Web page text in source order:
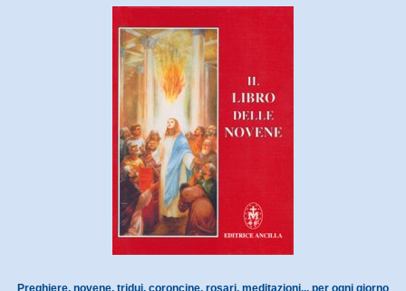
Preghiere, novene, tridui, coroncine, rosari, meditazioni... per ogni giorno